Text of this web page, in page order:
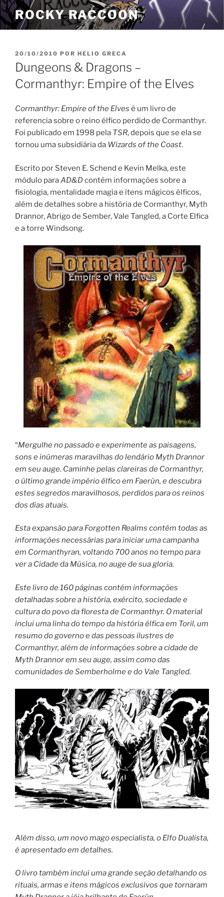
Pular
para
o
ROCKY RACCOON
PUBLICADO
EM
20/10/2010 POR HELIO GRECA
Dungeons & Dragons –
Cormanthyr: Empire of the Elves
Cormanthyr: Empire of the Elves é um livro de
referencia sobre o reino élfico perdido de Cormanthyr.
Foi publicado em 1998 pela TSR, depois que se ela se
tornou uma subsidiária da Wizards of the Coast.
Escrito por Steven E. Schend e Kevin Melka, este
módulo paraAD&Dcontém informações sobre a
fisiologia, mentalidade magia e itens mágicos élficos,
além de detalhes sobre a história de Cormanthyr, Myth
Drannor, Abrigo de Sember, Vale Tangled, a Corte Elfica
e a torre Windsong.
“Mergulhe no passado e experimente as paisagens,
sons e inúmeras maravilhas do lendário Myth Drannor
em seu auge. Caminhe pelas clareiras de Cormanthyr,
o último grande império élfico em Faerûn, e descubra
estes segredos maravilhosos, perdidos para os reinos
dos dias atuais.
Esta expansão para Forgotten Realms contém todas as
informações necessárias para iniciar uma campanha
em Cormanthyran, voltando 700 anos no tempo para
ver a Cidade da Música, no auge de sua gloria.
Este livro de 160 páginas contém informações
detalhadas sobre a história, exército, sociedade e
cultura do povo da floresta de Cormanthyr. O material
inclui uma linha do tempo da história élfica em Toril, um
resumo do governo e das pessoas ilustres de
Cormanthyr, além de informações sobre a cidade de
Myth Drannor em seu auge, assim como das
comunidades de Semberholme e do Vale Tangled.
Além disso, um novo mago especialista, o Elfo Dualista,
é apresentado em detalhes.
O livro também inclui uma grande seção detalhando os
rituais, armas e itens mágicos exclusivos que tornaram